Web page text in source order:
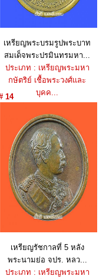
เหรียญพระบรมรูปพระบาท
สมเด็จพระปรมินทรมหา...
ประเภท : เหรียญพระมหา
กษัตริย์ เชื้อพระวงศ์และ
บุคค...
ราคา : 2,050 บาท
14
เหรียญรัชกาลที่ 5 หลัง
พระนามย่อ จปร. หลว...
ประเภท : เหรียญพระมหา